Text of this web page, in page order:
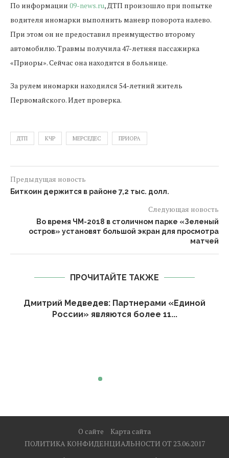
По информации 09-news.ru, ДТП произошло при попытке
водителя иномарки выполнить маневр поворота налево.
При этом он не предоставил преимущество второму
автомобилю. Травмы получила 47-летняя пассажирка
«Приоры». Сейчас она находится в больнице.
За рулем иномарки находился 54-летний житель
Первомайского. Идет проверка.
ДТП КЧР МЕРСЕДЕС ПРИОРА
Предыдущая новость
Биткоин держится в районе 7,2 тыс. долл.
Следующая новость
Во время ЧМ-2018 в столичном парке «Зеленый
остров» установят большой экран для просмотра
матчей
ПРОЧИТАЙТЕ ТАКЖЕ
Дмитрий Медведев: Партнерами «Единой
России» являются более 11...
О сайте
Карта сайта
ПОЛИТИКА КОНФИДЕНЦИАЛЬНОСТИ ОТ 23.06.2017